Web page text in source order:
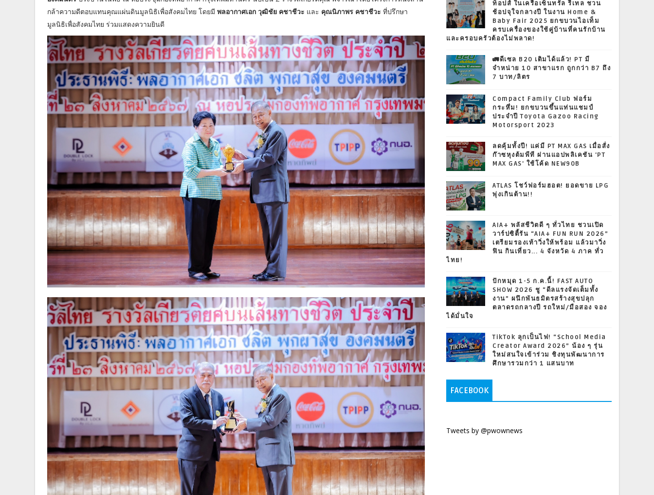
กล้าความดีตอบแทนคุณแผ่นดินมูลนิธิเพื่อสังคมไทย โดยมี พลอากาศเอก วุฒิชัย คชาชีวะ และ คุณนิภาพร คชาชีวะ ที่ปรึกษา
มูลนิธิเพื่อสังคมไทย ร่วมแสดงความยินดี
ท็อปส์ ในเครือเซ็นทรัล รีเทล ชวน
ช้อปจุใจกลางปี ในงาน Home &
Baby Fair 2025 ยกขบวนไอเท็ม
ครบเครื่องของใช้คู่บ้านที่คนรักบ้าน
และครอบครัวต้องไม่พลาด!
🚛ดีเซล B20 เติมได้แล้ว! PT มี
จำหน่าย 10 สาขาแรก ถูกกว่า B7 ถึง
7 บาท/ลิตร
Compact Family Club ฟอร์ม
กระหึ่ม! ยกขบวนขึ้นแท่นแชมป์
ประจำปี Toyota Gazoo Racing
Motorsport 2023
ลดคุ้มทั้งปี! แค่มี PT MAX GAS เมื่อสั่ง
ก๊าซหุงต้มพีที ผ่านแอปพลิเคชัน 'PT
MAX GAS' ใช้โค้ด NEW90B
ATLAS โชว์ฟอร์มฮอต! ยอดขาย LPG
พุ่งเกินต้าน!!
AIA+ พลัสชีวิตดี ๆ ทั่วไทย ชวนเปิด
วาร์ปซิตี้รัน “AIA+ FUN RUN 2026”
เตรียมรองเท้าวิ่งให้พร้อม แล้วมาวิ่ง
ฟิน กินเที่ยว... 4 จังหวัด 4 ภาค ทั่ว
ไทย!
ปักหมุด 1-5 ก.ค.นี้! FAST AUTO
SHOW 2026 ชู “ดีลแรงจัดเต็มทั้ง
งาน” ผนึกพันธมิตรสร้างสุขปลุก
ตลาดรถกลางปี รถใหม่/มือสอง จอง
ได้มั่นใจ
TikTok ลุกเป็นไฟ! “School Media
Creator Award 2026” น้อง ๆ รุ่น
ใหม่สนใจเข้าร่วม ชิงทุนพัฒนาการ
ศึกษารวมกว่า 1 แสนบาท
FACEBOOK
Tweets by @pwownews